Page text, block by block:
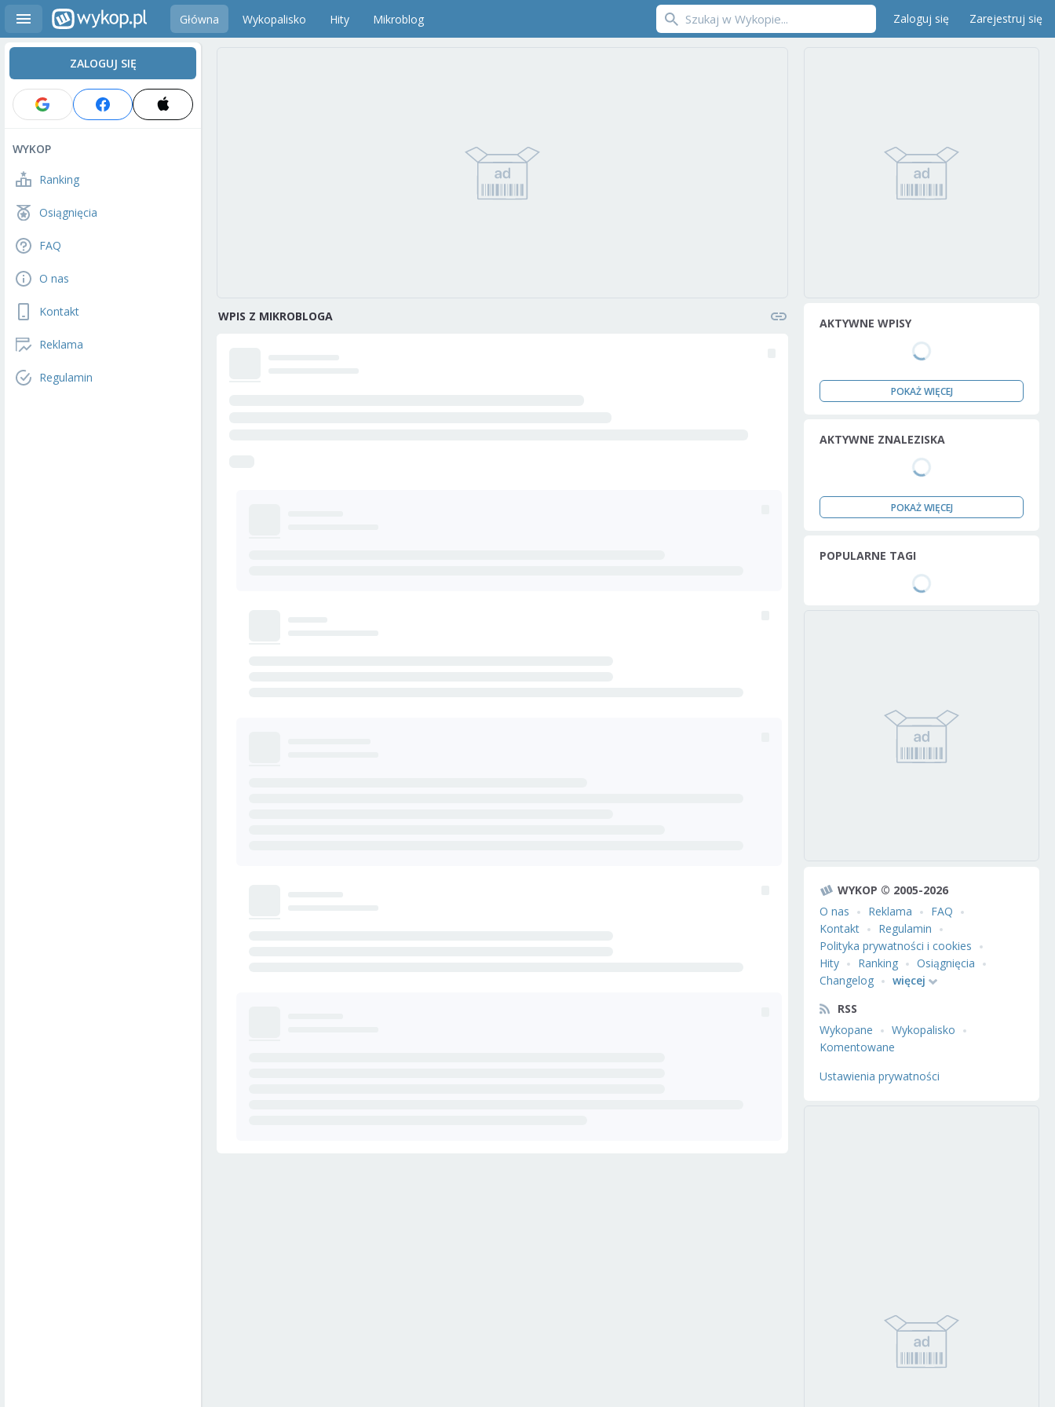
Główna Wykopalisko Hity Mikroblog Zaloguj się Zarejestruj się
ZALOGUJ SIĘ
WYKOP
Ranking
Osiągnięcia
FAQ
O nas
Kontakt
Reklama
Regulamin
WPIS Z MIKROBLOGA AKTYWNE WPISY
POKAŻ WIĘCEJ
AKTYWNE ZNALEZISKA
POKAŻ WIĘCEJ
POPULARNE TAGI
WYKOP © 2005-2026
O nas
Reklama
FAQ
Kontakt
Regulamin
Polityka prywatności i cookies
Hity
Ranking
Osiągnięcia
Changelog
więcej
RSS
Wykopane
Wykopalisko
Komentowane
Ustawienia prywatności